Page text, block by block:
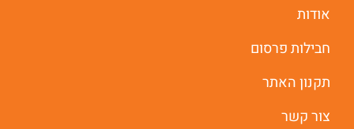
אודות
חבילות פרסום
תקנון האתר
צור קשר